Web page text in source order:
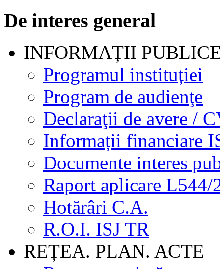
De interes general
INFORMAȚII
Programul instituției
Program de audienţe
Declaraţii de avere /
Informații financiare
Documente interes
Raport aplicare L544/
Hotărâri C.A.
R.O.I. ISJ TR
REȚEA. PLAN. ACTE